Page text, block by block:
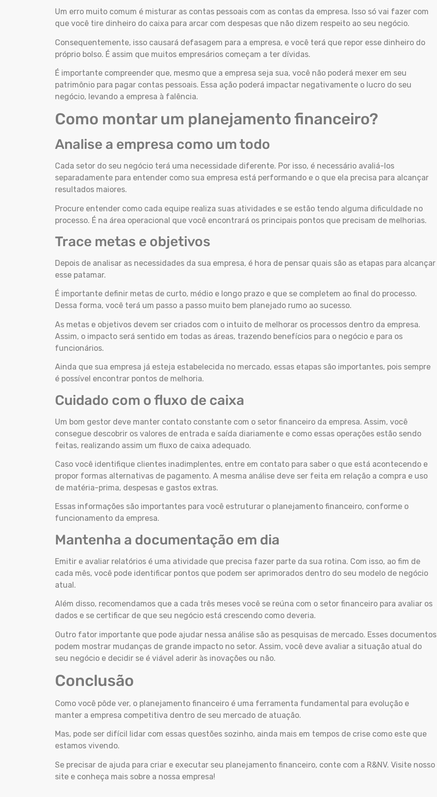
Um erro muito comum é misturar as contas pessoais com as contas da empresa. Isso só vai fazer com
que você tire dinheiro do caixa para arcar com despesas que não dizem respeito ao seu negócio.
Consequentemente, isso causará defasagem para a empresa, e você terá que repor esse dinheiro do
próprio bolso. É assim que muitos empresários começam a ter dívidas.
É importante compreender que, mesmo que a empresa seja sua, você não poderá mexer em seu
patrimônio para pagar contas pessoais. Essa ação poderá impactar negativamente o lucro do seu
negócio, levando a empresa à falência.
Como montar um planejamento financeiro?
Analise a empresa como um todo
Cada setor do seu negócio terá uma necessidade diferente. Por isso, é necessário avaliá-los
separadamente para entender como sua empresa está performando e o que ela precisa para alcançar
resultados maiores.
Procure entender como cada equipe realiza suas atividades e se estão tendo alguma dificuldade no
processo. É na área operacional que você encontrará os principais pontos que precisam de melhorias.
Trace metas e objetivos
Depois de analisar as necessidades da sua empresa, é hora de pensar quais são as etapas para alcançar
esse patamar.
É importante definir metas de curto, médio e longo prazo e que se completem ao final do processo.
Dessa forma, você terá um passo a passo muito bem planejado rumo ao sucesso.
As metas e objetivos devem ser criados com o intuito de melhorar os processos dentro da empresa.
Assim, o impacto será sentido em todas as áreas, trazendo benefícios para o negócio e para os
funcionários.
Ainda que sua empresa já esteja estabelecida no mercado, essas etapas são importantes, pois sempre
é possível encontrar pontos de melhoria.
Cuidado com o fluxo de caixa
Um bom gestor deve manter contato constante com o setor financeiro da empresa. Assim, você
consegue descobrir os valores de entrada e saída diariamente e como essas operações estão sendo
feitas, realizando assim um fluxo de caixa adequado.
Caso você identifique clientes inadimplentes, entre em contato para saber o que está acontecendo e
propor formas alternativas de pagamento. A mesma análise deve ser feita em relação a compra e uso
de matéria-prima, despesas e gastos extras.
Essas informações são importantes para você estruturar o planejamento financeiro, conforme o
funcionamento da empresa.
Mantenha a documentação em dia
Emitir e avaliar relatórios é uma atividade que precisa fazer parte da sua rotina. Com isso, ao fim de
cada mês, você pode identificar pontos que podem ser aprimorados dentro do seu modelo de negócio
atual.
Além disso, recomendamos que a cada três meses você se reúna com o setor financeiro para avaliar os
dados e se certificar de que seu negócio está crescendo como deveria.
Outro fator importante que pode ajudar nessa análise são as pesquisas de mercado. Esses documentos
podem mostrar mudanças de grande impacto no setor. Assim, você deve avaliar a situação atual do
seu negócio e decidir se é viável aderir às inovações ou não.
Conclusão
Como você pôde ver, o planejamento financeiro é uma ferramenta fundamental para evolução e
manter a empresa competitiva dentro de seu mercado de atuação.
Mas, pode ser difícil lidar com essas questões sozinho, ainda mais em tempos de crise como este que
estamos vivendo.
Se precisar de ajuda para criar e executar seu planejamento financeiro, conte com a R&NV. Visite nosso
site e conheça mais sobre a nossa empresa!